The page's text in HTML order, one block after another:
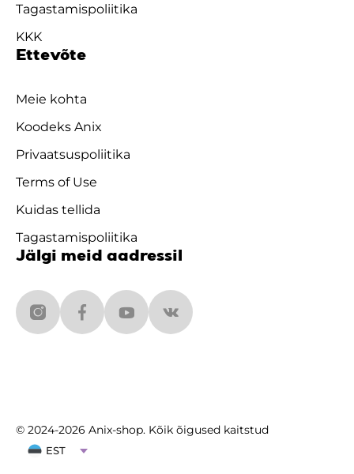
Tagastamispoliitika
KKK
Ettevõte
Meie kohta
Koodeks Anix
Privaatsuspoliitika
Terms of Use
Kuidas tellida
Tagastamispoliitika
Jälgi meid aadressil
© 2024-2026 Anix-shop. Kõik õigused kaitstud
EST